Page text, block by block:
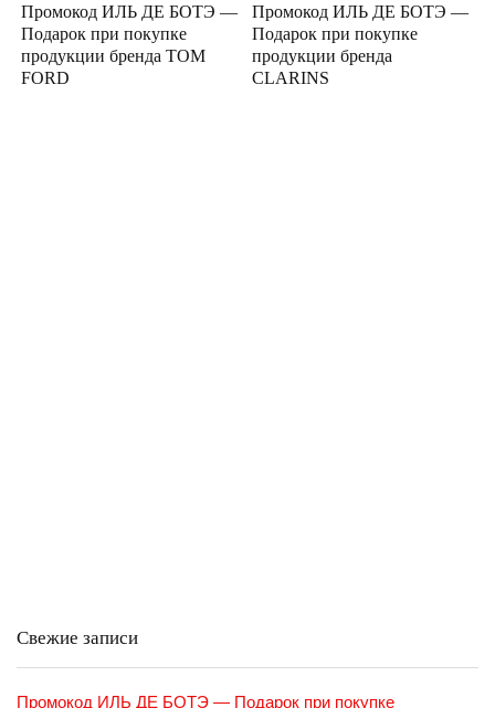
Промокод ИЛЬ ДЕ БОТЭ —
Подарок при покупке
продукции бренда TOM
FORD
Промокод ИЛЬ ДЕ БОТЭ —
Подарок при покупке
продукции бренда
CLARINS
Свежие записи
Промокод ИЛЬ ДЕ БОТЭ — Подарок при покупке